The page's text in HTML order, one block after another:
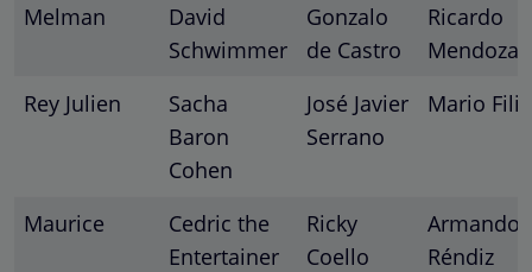
Melman
David
Schwimmer
Gonzalo
de Castro
Ricardo
Mendoza
Rey Julien
Sacha
Baron
Cohen
José Javier
Serrano
Mario Filio
Maurice
Cedric the
Entertainer
Ricky
Coello
Armando
Réndiz